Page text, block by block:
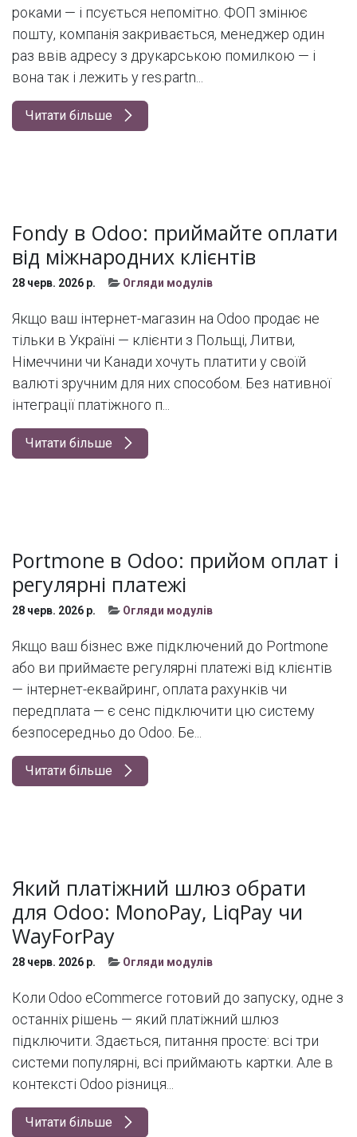
роками — і псується непомітно. ФОП змінює
пошту, компанія закривається, менеджер один
раз ввів адресу з друкарською помилкою — і
вона так і лежить у res.partn...
Читати більше
Fondy в Odoo: приймайте оплати
від міжнародних клієнтів
28 черв. 2026 р. Огляди модулів
Якщо ваш інтернет-магазин на Odoo продає не
тільки в Україні — клієнти з Польщі, Литви,
Німеччини чи Канади хочуть платити у своїй
валюті зручним для них способом. Без нативної
інтеграції платіжного п...
Читати більше
Portmone в Odoo: прийом оплат і
регулярні платежі
28 черв. 2026 р. Огляди модулів
Якщо ваш бізнес вже підключений до Portmone
або ви приймаєте регулярні платежі від клієнтів
— інтернет-еквайринг, оплата рахунків чи
передплата — є сенс підключити цю систему
безпосередньо до Odoo. Бе...
Читати більше
Який платіжний шлюз обрати
для Odoo: MonoPay, LiqPay чи
WayForPay
28 черв. 2026 р. Огляди модулів
Коли Odoo eCommerce готовий до запуску, одне з
останніх рішень — який платіжний шлюз
підключити. Здається, питання просте: всі три
системи популярні, всі приймають картки. Але в
контексті Odoo різниця...
Читати більше